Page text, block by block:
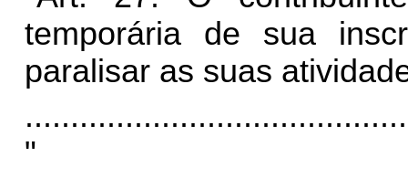
temporária de sua
paralisar as suas
"